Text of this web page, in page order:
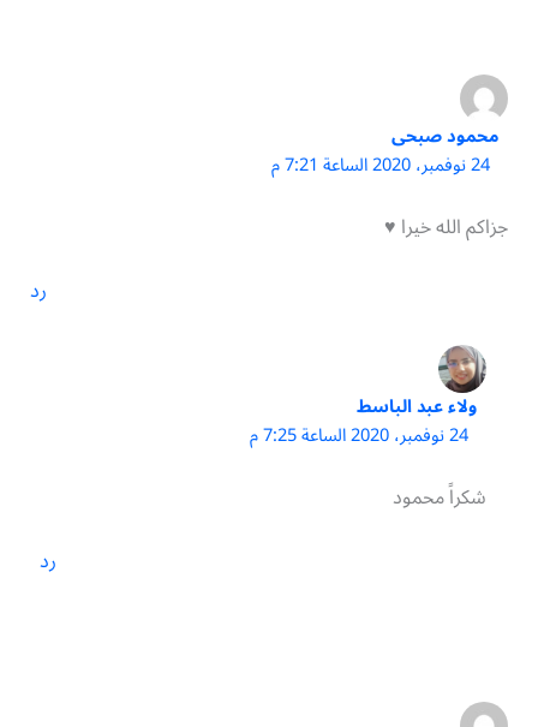
محمود صبحى
24 نوفمبر، 2020 الساعة 7:21 م
جزاكم الله خيرا ♥
رد
ولاء عبد الباسط
24 نوفمبر، 2020 الساعة 7:25 م
شكراً محمود
رد